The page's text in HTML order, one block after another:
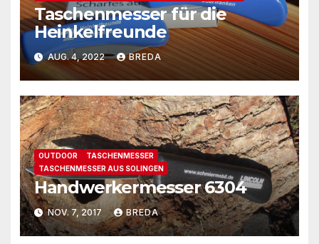
Taschenmesser für die
Heinkelfreunde
AUG. 4, 2022 BREDA
OUTDOOR
TASCHENMESSER
TASCHENMESSER AUS SOLINGEN
Handwerkermesser 6304
NOV. 7, 2017 BREDA